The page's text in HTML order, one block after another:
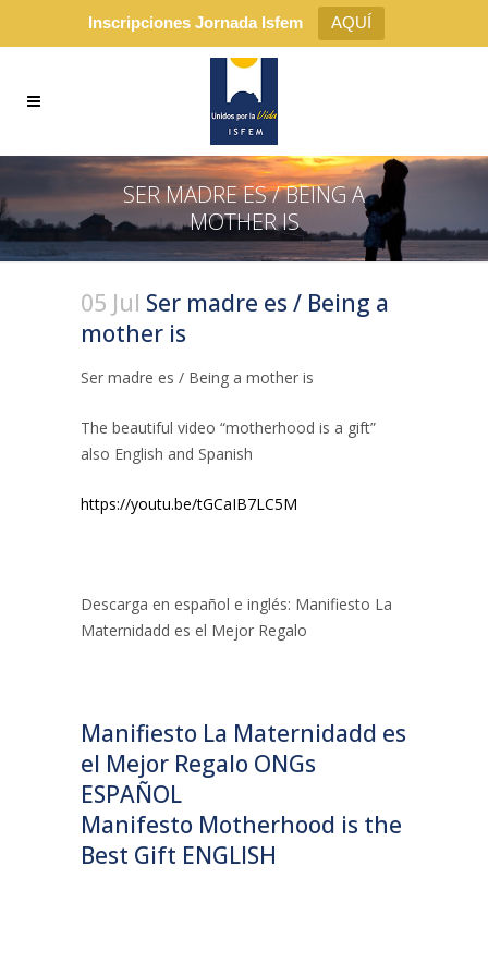
Inscripciones Jornada Isfem AQUÍ
SER MADRE ES / BEING A
MOTHER IS
05 Jul Ser madre es / Being a
mother is
Ser madre es / Being a mother is
The beautiful video “motherhood is a gift”
also English and Spanish
https://youtu.be/tGCaIB7LC5M
Descarga en español e inglés: Manifiesto La
Maternidadd es el Mejor Regalo
Manifiesto La Maternidadd es
el Mejor Regalo ONGs
ESPAÑOL
Manifesto Motherhood is the
Best Gift ENGLISH